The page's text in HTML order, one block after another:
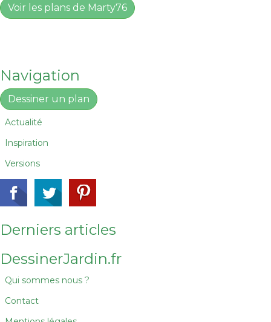
Voir les plans de Marty76
Navigation
Dessiner un plan
Actualité
Inspiration
Versions
Derniers articles
DessinerJardin.fr
Qui sommes nous ?
Contact